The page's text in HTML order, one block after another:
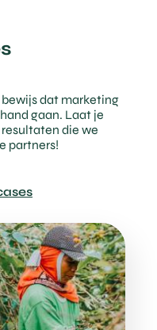
dat marketing
gaan. Laat je
die we
partners!